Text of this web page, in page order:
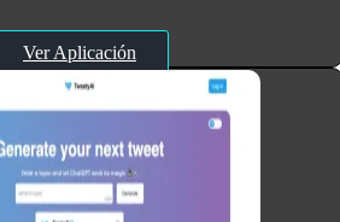
Ver Aplicación